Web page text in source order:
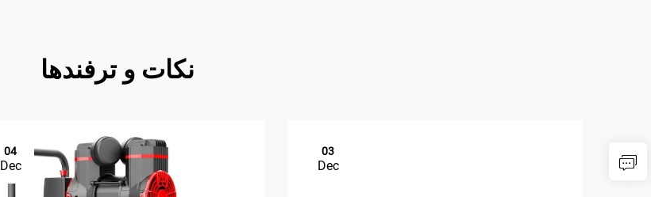
نکات و ترفندها
03
Dec
04
Dec